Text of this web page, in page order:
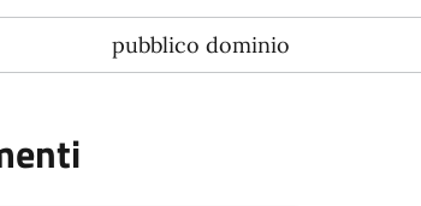
pubblico dominio